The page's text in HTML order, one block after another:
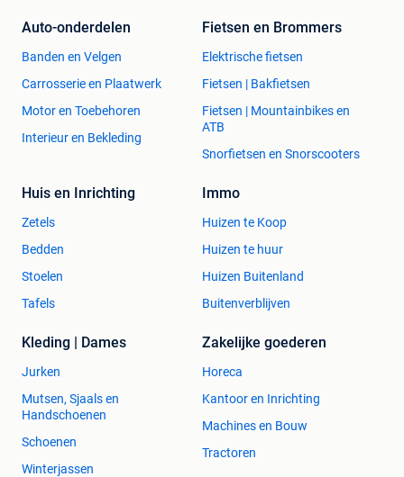
Auto-onderdelen
Banden en Velgen
Carrosserie en Plaatwerk
Motor en Toebehoren
Interieur en Bekleding
Fietsen en Brommers
Elektrische fietsen
Fietsen | Bakfietsen
Fietsen | Mountainbikes en
ATB
Snorfietsen en Snorscooters
Huis en Inrichting
Zetels
Bedden
Stoelen
Tafels
Immo
Huizen te Koop
Huizen te huur
Huizen Buitenland
Buitenverblijven
Kleding | Dames
Jurken
Mutsen, Sjaals en
Handschoenen
Schoenen
Winterjassen
Zakelijke goederen
Horeca
Kantoor en Inrichting
Machines en Bouw
Tractoren